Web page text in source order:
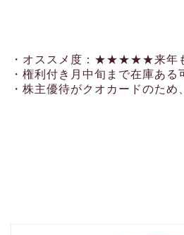
・オススメ度：★★★★★来年
・権利付き月中旬まで在庫ある
・株主優待がクオカードのため